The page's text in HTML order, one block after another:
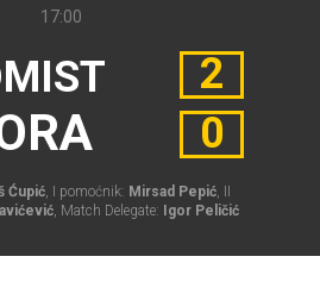
17:00
2
0
Ćupić, I pomoćnik: Mirsad Pepić, II
, Match Delegate: Igor Peličić